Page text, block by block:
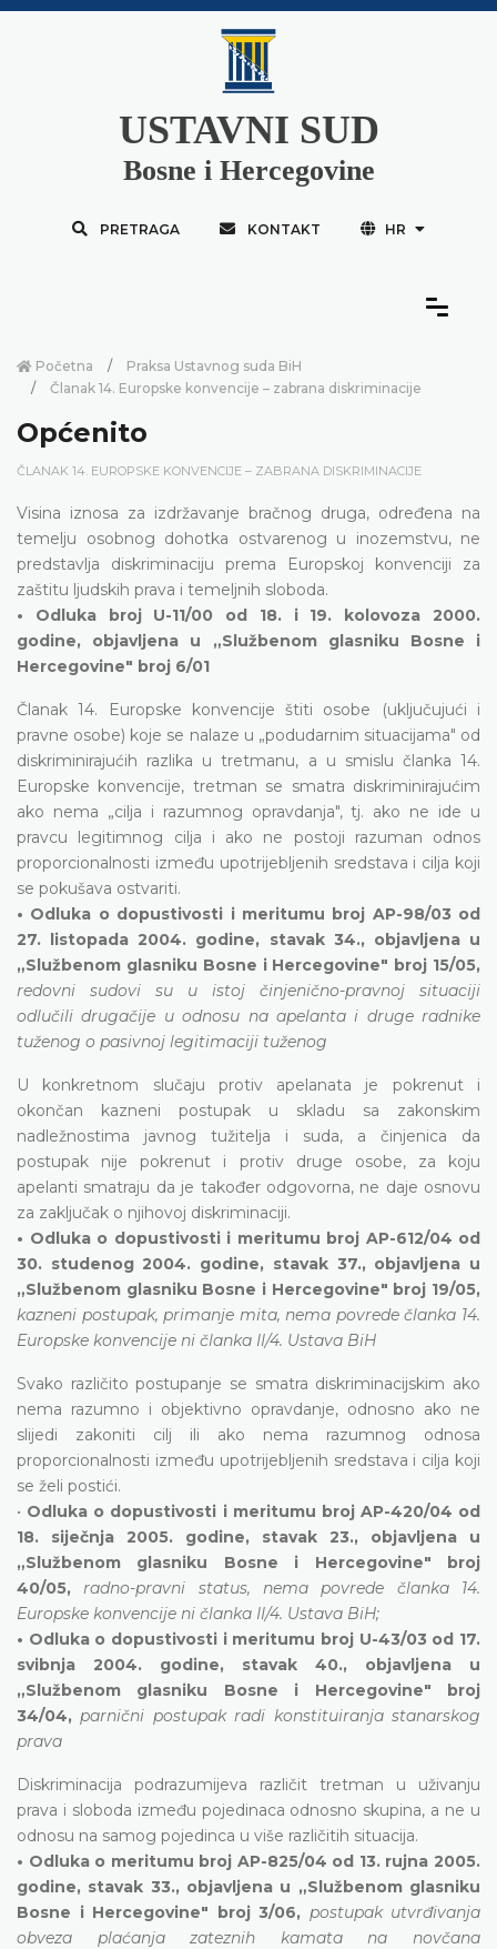
USTAVNI SUD
Bosne i Hercegovine
PRETRAGA KONTAKT HR
Početna
Praksa Ustavnog suda BiH
Članak 14. Europske konvencije – zabrana diskriminacije
Općenito
ČLANAK 14. EUROPSKE KONVENCIJE – ZABRANA DISKRIMINACIJE
Visina iznosa za izdržavanje bračnog druga, određena na
temelju osobnog dohotka ostvarenog u inozemstvu, ne
predstavlja diskriminaciju prema Europskoj konvenciji za
zaštitu ljudskih prava i temeljnih sloboda.
• Odluka broj U-11/00 od 18. i 19. kolovoza 2000.
godine, objavljena u „Službenom glasniku Bosne i
Hercegovine" broj 6/01
Članak 14. Europske konvencije štiti osobe (uključujući i
pravne osobe) koje se nalaze u „podudarnim situacijama" od
diskriminirajućih razlika u tretmanu, a u smislu članka 14.
Europske konvencije, tretman se smatra diskriminirajućim
ako nema „cilja i razumnog opravdanja", tj. ako ne ide u
pravcu legitimnog cilja i ako ne postoji razuman odnos
proporcionalnosti između upotrijebljenih sredstava i cilja koji
se pokušava ostvariti.
• Odluka o dopustivosti i meritumu broj AP-98/03 od
27. listopada 2004. godine, stavak 34., objavljena u
„Službenom glasniku Bosne i Hercegovine" broj 15/05,
redovni sudovi su u istoj činjenično-pravnoj situaciji
odlučili drugačije u odnosu na apelanta i druge radnike
tuženog o pasivnoj legitimaciji tuženog
U konkretnom slučaju protiv apelanata je pokrenut i
okončan kazneni postupak u skladu sa zakonskim
nadležnostima javnog tužitelja i suda, a činjenica da
postupak nije pokrenut i protiv druge osobe, za koju
apelanti smatraju da je također odgovorna, ne daje osnovu
za zaključak o njihovoj diskriminaciji.
• Odluka o dopustivosti i meritumu broj AP-612/04 od
30. studenog 2004. godine, stavak 37., objavljena u
„Službenom glasniku Bosne i Hercegovine" broj 19/05,
kazneni postupak, primanje mita, nema povrede članka 14.
Europske konvencije ni članka II/4. Ustava BiH
Svako različito postupanje se smatra diskriminacijskim ako
nema razumno i objektivno opravdanje, odnosno ako ne
slijedi zakoniti cilj ili ako nema razumnog odnosa
proporcionalnosti između upotrijebljenih sredstava i cilja koji
se želi postići.
• Odluka o dopustivosti i meritumu broj AP-420/04 od
18. siječnja 2005. godine, stavak 23., objavljena u
„Službenom glasniku Bosne i Hercegovine" broj
40/05,
radno-pravni status, nema povrede članka 14.
Europske konvencije ni članka II/4. Ustava BiH;
• Odluka o dopustivosti i meritumu broj U-43/03 od 17.
svibnja 2004. godine, stavak 40., objavljena u
„Službenom glasniku Bosne i Hercegovine" broj
34/04, parnični postupak radi konstituiranja stanarskog
prava
Diskriminacija podrazumijeva različit tretman u uživanju
prava i sloboda između pojedinaca odnosno skupina, a ne u
odnosu na samog pojedinca u više različitih situacija.
• Odluka o meritumu broj AP-825/04 od 13. rujna 2005.
godine, stavak 33., objavljena u „Službenom glasniku
Bosne i Hercegovine" broj 3/06, postupak utvrđivanja
obveza plaćanja zateznih kamata na novčana